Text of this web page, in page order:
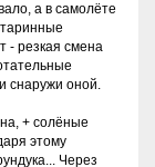
а в самолёте
- резкая смена
снаружи оной.
+ солёные
этому
Через